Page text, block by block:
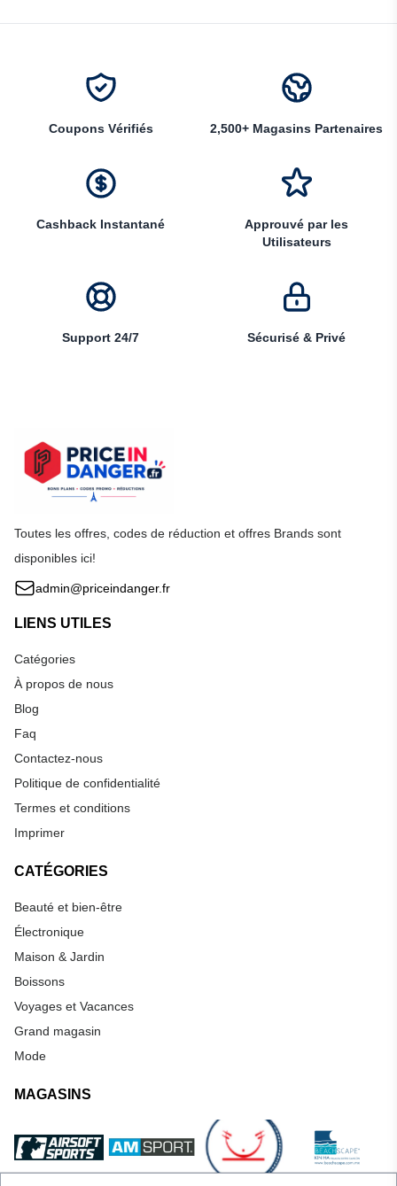
Coupons Vérifiés 2,500+ Magasins Partenaires
Cashback Instantané
Approuvé par les
Utilisateurs
Support 24/7 Sécurisé & Privé
Toutes les offres, codes de réduction et offres Brands sont
disponibles ici!
admin@priceindanger.fr
LIENS UTILES
Catégories
À propos de nous
Blog
Faq
Contactez-nous
Politique de confidentialité
Termes et conditions
Imprimer
CATÉGORIES
Beauté et bien-être
Électronique
Maison & Jardin
Boissons
Voyages et Vacances
Grand magasin
Mode
MAGASINS